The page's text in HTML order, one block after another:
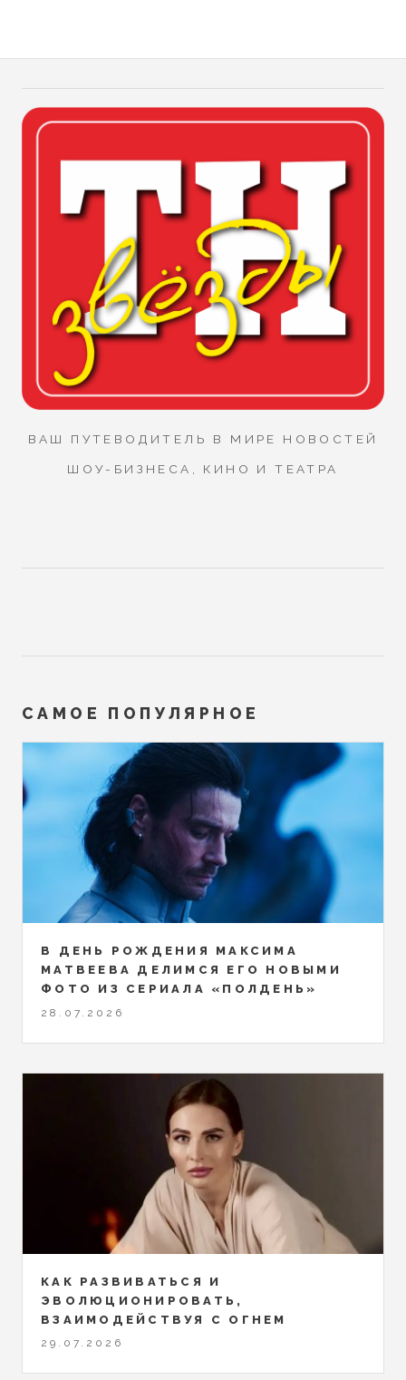
ВАШ ПУТЕВОДИТЕЛЬ В МИРЕ НОВОСТЕЙ
ШОУ-БИЗНЕСА, КИНО И ТЕАТРА
САМОЕ ПОПУЛЯРНОЕ
В ДЕНЬ РОЖДЕНИЯ МАКСИМА
МАТВЕЕВА ДЕЛИМСЯ ЕГО НОВЫМИ
ФОТО ИЗ СЕРИАЛА «ПОЛДЕНЬ»
28.07.2026
КАК РАЗВИВАТЬСЯ И
ЭВОЛЮЦИОНИРОВАТЬ,
ВЗАИМОДЕЙСТВУЯ С ОГНЕМ
29.07.2026